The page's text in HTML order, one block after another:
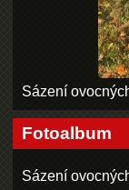
Sázení
Fotoalbum
Sázení